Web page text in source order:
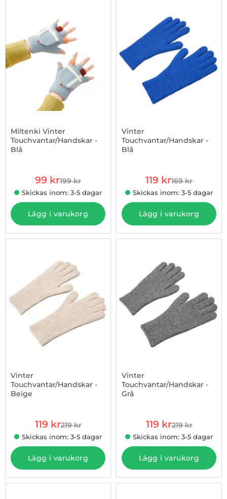
Miltenki Vinter
Touchvantar/Handskar -
Blå
rea pris
99 krtidigare pris
199 kr
Skickas inom: 3-5 dagar
Lägg i varukorg
Vinter
Touchvantar/Handskar -
Blå
rea pris
119 krtidigare pris
169 kr
Skickas inom: 3-5 dagar
Lägg i varukorg
Vinter
Touchvantar/Handskar -
Beige
rea pris
119 krtidigare pris
219 kr
Skickas inom: 3-5 dagar
Lägg i varukorg
Vinter
Touchvantar/Handskar -
Grå
rea pris
119 krtidigare pris
219 kr
Skickas inom: 3-5 dagar
Lägg i varukorg